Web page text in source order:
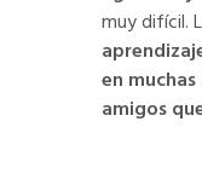
muy difícil.
en
amigos